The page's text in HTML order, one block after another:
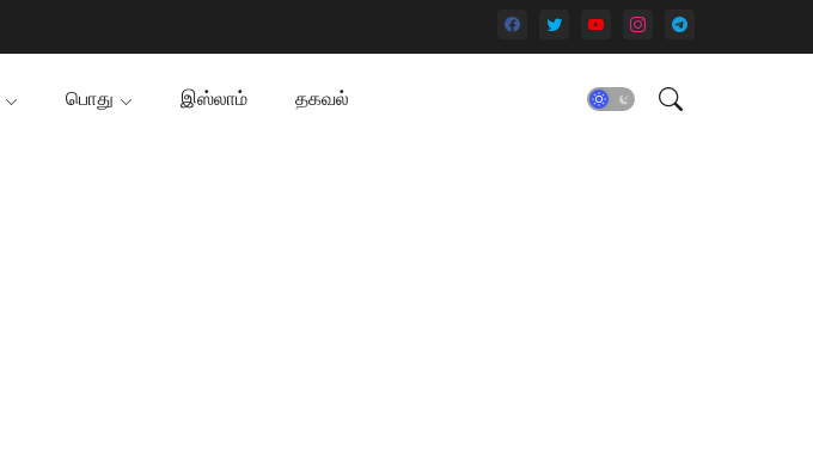
பொது இஸ்லாம் தகவல்